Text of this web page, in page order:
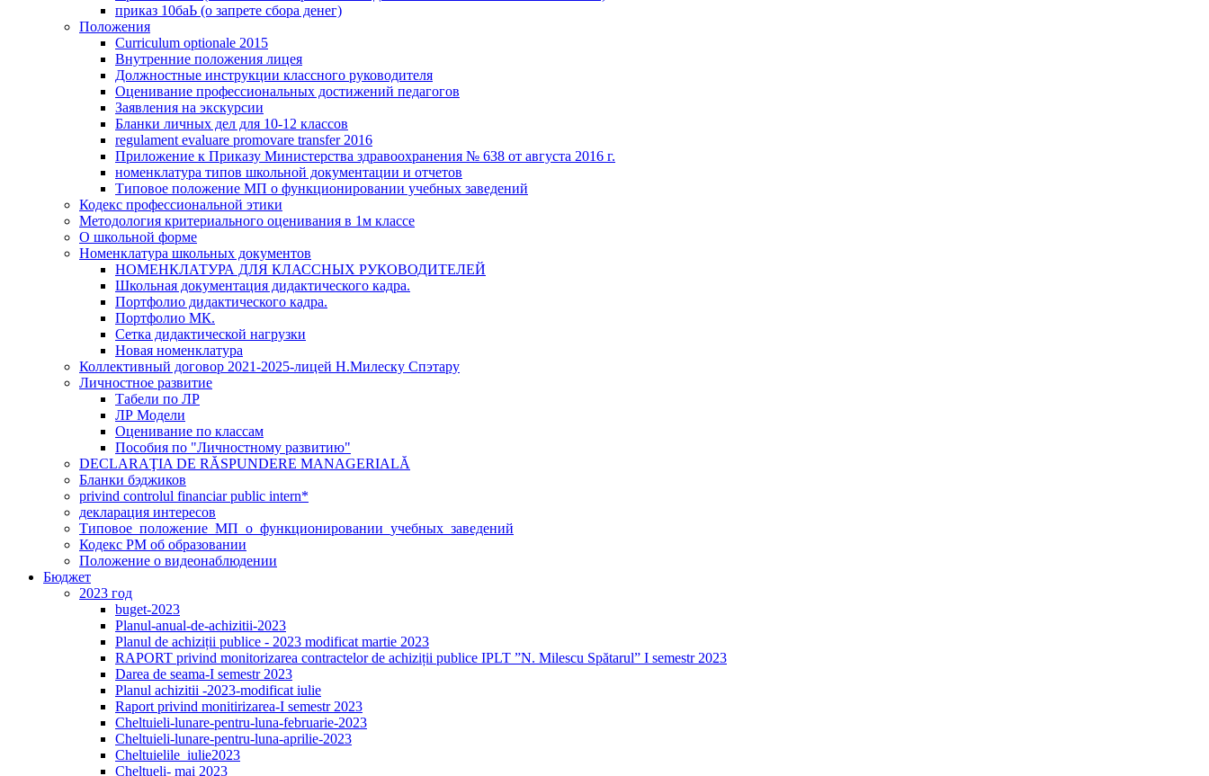
приказ 10баЬ (о запрете сбора денег)
Положения
Curriculum optionale 2015
Внутренние положения лицея
Должностные инструкции классного руководителя
Оценивание профессиональных достижений педагогов
Заявления на экскурсии
Бланки личных дел для 10-12 классов
regulament evaluare promovare transfer 2016
Приложение к Приказу Министерства здравоохранения № 638 от августа 2016 г.
номенклатура типов школьной документации и отчетов
Типовое положение МП о функционировании учебных заведений
Кодекс профессиональной этики
Методология критериального оценивания в 1м классе
О школьной форме
Номенклатура школьных документов
НОМЕНКЛАТУРА ДЛЯ КЛАССНЫХ РУКОВОДИТЕЛЕЙ
Школьная документация дидактического кадра.
Портфолио дидактического кадра.
Портфолио МК.
Сетка дидактической нагрузки
Новая номенклатура
Коллективный договор 2021-2025-лицей Н.Милеску Спэтару
Личностное развитие
Табели по ЛР
ЛР Модели
Оценивание по классам
Пособия по "Личностному развитию"
DECLARAŢIA DE RĂSPUNDERE MANAGERIALĂ
Бланки бэджиков
privind controlul financiar public intern*
декларация интересов
Типовое_положение_МП_о_функционировании_учебных_заведений
Кодекс РМ об образовании
Положение о видеонаблюдении
Бюджет
2023 год
buget-2023
Planul-anual-de-achizitii-2023
Planul de achiziții publice - 2023 modificat martie 2023
RAPORT privind monitorizarea contractelor de achiziții publice IPLT ”N. Milescu Spătarul” I semestr 2023
Darea de seama-I semestr 2023
Planul achizitii -2023-modificat iulie
Raport privind monitirizarea-I semestr 2023
Сheltuieli-lunare-pentru-luna-februarie-2023
Cheltuieli-lunare-pentru-luna-aprilie-2023
Сheltuielile_iulie2023
Сheltueli- mai 2023